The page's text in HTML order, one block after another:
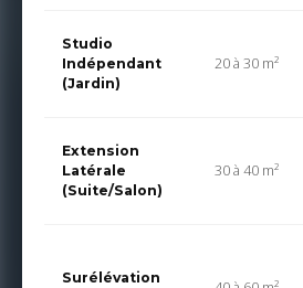
Studio
Indépendant
(Jardin)
20 à 30 m²
Extension
Latérale
(Suite/Salon)
30 à 40 m²
Surélévation